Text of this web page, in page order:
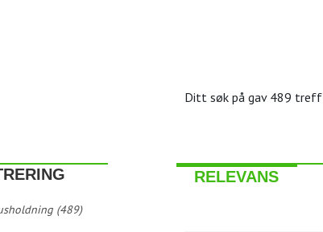
Ditt søk på gav 489 treff
(489)
RELEVANS